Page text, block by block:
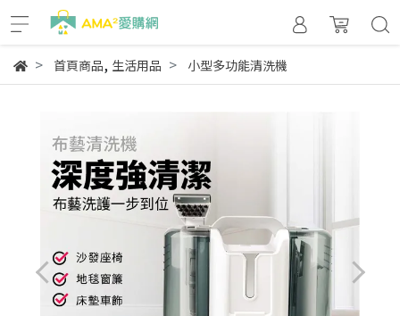
首頁商品, 生活用品 小型多功能清洗機